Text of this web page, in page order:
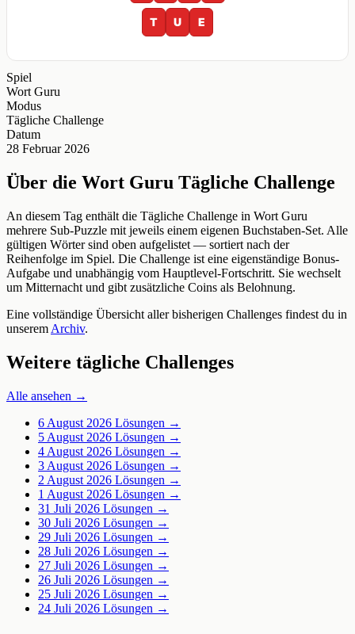
T U E
Spiel
Wort Guru
Modus
Tägliche Challenge
Datum
28 Februar 2026
Über die Wort Guru Tägliche Challenge
An diesem Tag enthält die Tägliche Challenge in Wort Guru
mehrere Sub-Puzzle mit jeweils einem eigenen Buchstaben-Set. Alle
gültigen Wörter sind oben aufgelistet — sortiert nach der
Reihenfolge im Spiel. Die Challenge ist eine eigenständige Bonus-
Aufgabe und unabhängig vom Hauptlevel-Fortschritt. Sie wechselt
um Mitternacht und gibt zusätzliche Coins als Belohnung.
Eine vollständige Übersicht aller bisherigen Challenges findest du in
unserem Archiv.
Weitere tägliche Challenges
Alle ansehen →
6 August 2026 Lösungen →
5 August 2026 Lösungen →
4 August 2026 Lösungen →
3 August 2026 Lösungen →
2 August 2026 Lösungen →
1 August 2026 Lösungen →
31 Juli 2026 Lösungen →
30 Juli 2026 Lösungen →
29 Juli 2026 Lösungen →
28 Juli 2026 Lösungen →
27 Juli 2026 Lösungen →
26 Juli 2026 Lösungen →
25 Juli 2026 Lösungen →
24 Juli 2026 Lösungen →